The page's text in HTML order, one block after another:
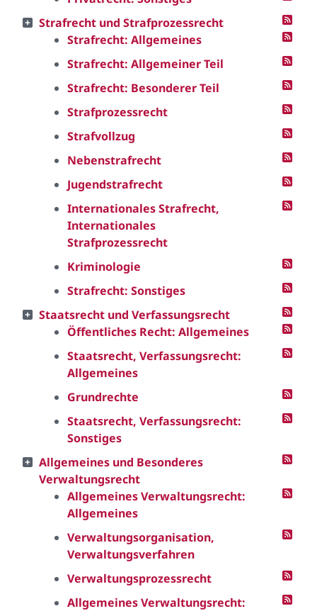
Strafrecht und Strafprozessrecht
Strafrecht: Allgemeines
Strafrecht: Allgemeiner Teil
Strafrecht: Besonderer Teil
Strafprozessrecht
Strafvollzug
Nebenstrafrecht
Jugendstrafrecht
Internationales Strafrecht,
Internationales
Strafprozessrecht
Kriminologie
Strafrecht: Sonstiges
Staatsrecht und Verfassungsrecht
Öffentliches Recht: Allgemeines
Staatsrecht, Verfassungsrecht:
Allgemeines
Grundrechte
Staatsrecht, Verfassungsrecht:
Sonstiges
Allgemeines und Besonderes
Verwaltungsrecht
Allgemeines Verwaltungsrecht:
Allgemeines
Verwaltungsorganisation,
Verwaltungsverfahren
Verwaltungsprozessrecht
Allgemeines Verwaltungsrecht: